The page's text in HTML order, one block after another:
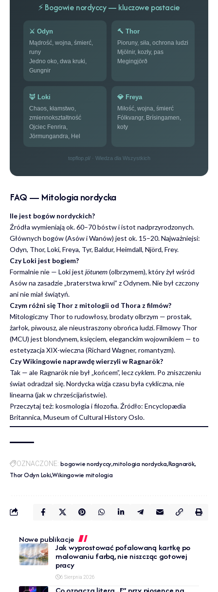
⚡ Bogowie nordyccy — kluczowe postacie
⚔️ Odyn
Mądrość, wojna, śmierć,
runy
Jedno oko, dwa kruki,
Gungnir
🔨 Thor
Pioruny, siła, ochrona ludzi
Mjölnir, kozły, pas
Megingjörð
🦊 Loki
Chaos, kłamstwo,
zmiennokształtność
Ojciec Fenrira,
Jörmungandra, Hel
💎 Freya
Miłość, wojna, śmierć
Fólkvangr, Brísingamen,
koty
topflop.pl/ · Wiedza dla Wszystkich
FAQ — Mitologia nordycka
Ile jest bogów nordyckich?
Źródła wymieniają ok. 60–70 bóstw i istot nadprzyrodzonych.
Głównych bogów (Asów i Wanów) jest ok. 15–20. Najważniejsi:
Odyn, Thor, Loki, Freya, Tyr, Baldur, Heimdall, Njörd, Frey.
Czy Loki jest bogiem?
Formalnie nie — Loki jest jötunem(olbrzymem), który żył wśród
Asów na zasadzie „braterstwa krwi” z Odynem. Nie był czczony
ani nie miał świątyń.
Czym różni się Thor z mitologii od Thora z filmów?
Mitologiczny Thor to rudowłosy, brodaty olbrzym — prostak,
żarłok, piwousz, ale nieustraszony obrońca ludzi. Filmowy Thor
(MCU) jest blondynem, księciem, eleganckim wojownikiem — to
estetyzacja XIX-wieczna (Richard Wagner, romantyzm).
Czy Wikingowie naprawdę wierzyli w Ragnarök?
Tak — ale Ragnarök nie był „końcem”, leczcyklem. Po zniszczeniu
świat odradzał się. Nordycka wizja czasu była cykliczna, nie
linearna (jak w chrześcijaństwie).
Przeczytaj też: kosmologia i filozofia. Źródło: Encyclopædia
Britannica, Museum of Cultural History Oslo.
OZNACZONE: bogowie nordyccymitologia nordycka Ragnarök
Thor Odyn LokiWikingowie mitologia
Nowe publikacje
Jak wyprostować pofalowaną kartkę po
malowaniu farbą, nie niszcząc gotowej
pracy
6 Sierpnia 2026